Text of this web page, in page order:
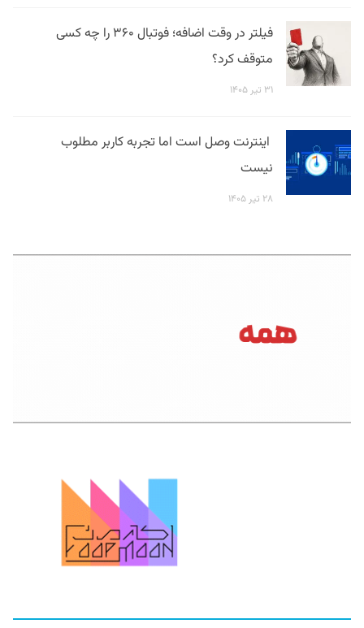
فیلتر در وقت اضافه؛ فوتبال ۳۶۰ را چه کسی
متوقف کرد؟
۳۱ تیر ۱۴۰۵
اینترنت وصل است اما تجربه کاربر مطلوب
نیست
۲۸ تیر ۱۴۰۵